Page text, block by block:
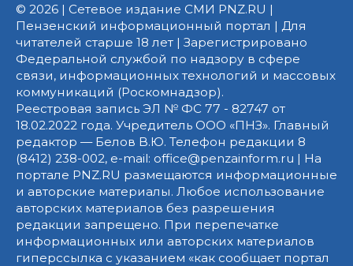
© 2026 | Сетевое издание СМИ PNZ.RU |
Пензенский информационный портал | Для
читателей старше 18 лет | Зарегистрировано
Федеральной службой по надзору в сфере
связи, информационных технологий и массовых
коммуникаций (Роскомнадзор).
Реестровая запись ЭЛ № ФС 77 - 82747 от
18.02.2022 года. Учредитель ООО «ПНЗ». Главный
редактор — Белов В.Ю. Телефон редакции 8
(8412) 238-002, e-mail: office@penzainform.ru | На
портале PNZ.RU размещаются информационные
и авторские материалы. Любое использование
авторских материалов без разрешения
редакции запрещено. При перепечатке
информационных или авторских материалов
гиперссылка с указанием «как сообщает портал